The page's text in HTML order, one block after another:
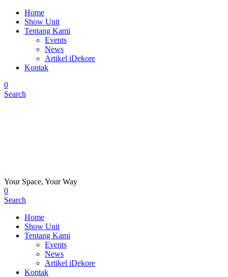
Home
Show Unit
Tentang Kami
Events
News
Artikel iDekore
Kontak
0
Search
Your Space, Your Way
0
Search
Home
Show Unit
Tentang Kami
Events
News
Artikel iDekore
Kontak